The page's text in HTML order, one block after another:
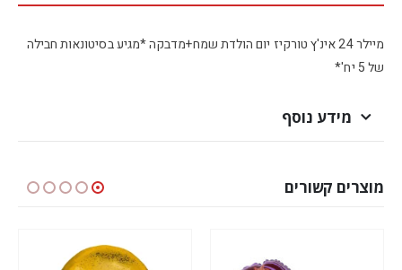
מיילר 24 אינ'ץ טורקיז יום הולדת שמח+מדבקה *מגיע בסיטונאות חבילה
של 5 יח'*
מידע נוסף
מוצרים קשורים